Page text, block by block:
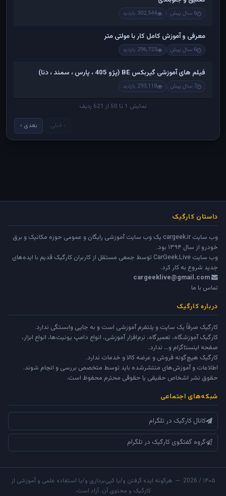
6 سال پیش 302,544 بازدید
معرفی و آموزش کامل کار با مولتی متر
6 سال پیش 296,723 بازدید
فیلم های آموزشی گیربکس BE (پژو 405 ، پارس ، سمند ، دنا)
7 سال پیش 293,118 بازدید
نمایش 1 تا 50 از 621 ردیف
‹ قبلی بعدی ›
داستان کارگیک
وب سایت cargeek.ir یک وب سایت آموزشی رایگان و عمومی حوزه مکانیک و برق
خودرو از سال ۱۳۹۴ بود.
وب سایت CarGeek.Live توسط جمعی مستقل از کاربران کارگیک قدیم با ایده‌های
جدید شروع به کار کرد.
cargeeklive@gmail.com
تماس با ما
درباره کارگیک
کارگیک صرفاً یک سایت و پلتفرم آموزشی است و به جایی وابستگی ندارد.
کارگیک آموزشگاه، تعمیرگاه، نرم‌افزار آموزشی، انواع دامپ یونیت‌ها، انواع ابزار،
صفحه اینستاگرام و... ندارد.
کارگیک هیچ‌گونه فروش و عرضه کالا و خدمات ندارد.
اطلاعات و آموزش‌های منتشرشده باید توسط متخصص بررسی و انجام شوند.
حقوق نشر اشخاص حقیقی یا حقوقی محترم محفوظ است.
شبکه‌های اجتماعی
کانال کارگیک در تلگرام
گروه گفتگوی کارگیک در تلگرام
۱۴۰۵ / 2026 — هرگونه ایده گرفتن و/یا کپی‌برداری و/یا استفاده علمی و آموزشی از
کارگیک و محتوی آن، آزاد است.